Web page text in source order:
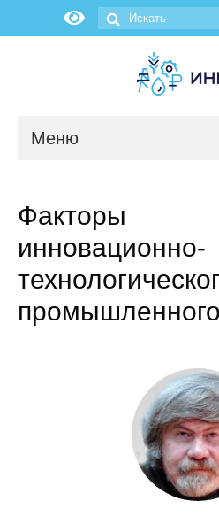
Меню
Об институте
Научные
Сотрудники
Отчетность
Противодействие
Факторы
инновационно-